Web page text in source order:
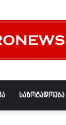
საზოგადოება